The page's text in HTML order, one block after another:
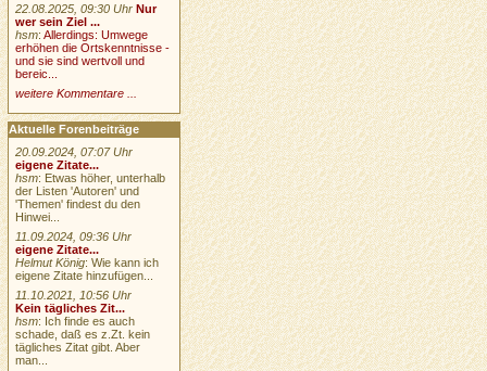
22.08.2025, 09:30 Uhr Nur
wer sein Ziel ...
hsm:Allerdings: Umwege
erhöhen die Ortskenntnisse -
und sie sind wertvoll und
bereic...
weitere Kommentare ...
Aktuelle Forenbeiträge
20.09.2024, 07:07 Uhr
eigene Zitate...
hsm: Etwas höher, unterhalb
der Listen 'Autoren' und
'Themen' findest du den
Hinwei...
11.09.2024, 09:36 Uhr
eigene Zitate...
Helmut König: Wie kann ich
eigene Zitate hinzufügen...
11.10.2021, 10:56 Uhr
Kein tägliches Zit...
hsm: Ich finde es auch
schade, daß es z.Zt. kein
tägliches Zitat gibt. Aber
man...